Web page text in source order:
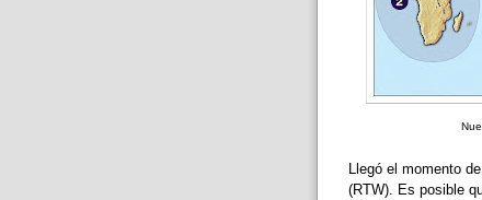
Llegó el momento
(RTW). Es posible